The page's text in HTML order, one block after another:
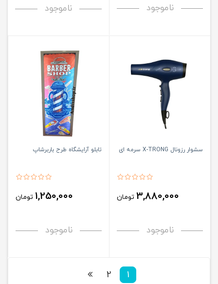
ناموجود ناموجود
سشوار رزونال X-TRONG سرمه ای
3,880,000 تومان
ناموجود
تابلو آرایشگاه طرح باربرشاپ
1,250,000 تومان
ناموجود
1
2